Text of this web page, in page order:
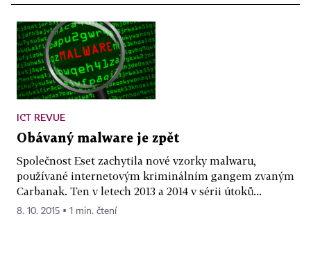
ICT REVUE
Obávaný malware je zpět
Společnost Eset zachytila nové vzorky malwaru,
používané internetovým kriminálním gangem zvaným
Carbanak. Ten v letech 2013 a 2014 v sérii útoků...
8. 10. 2015 ▪ 1 min. čtení